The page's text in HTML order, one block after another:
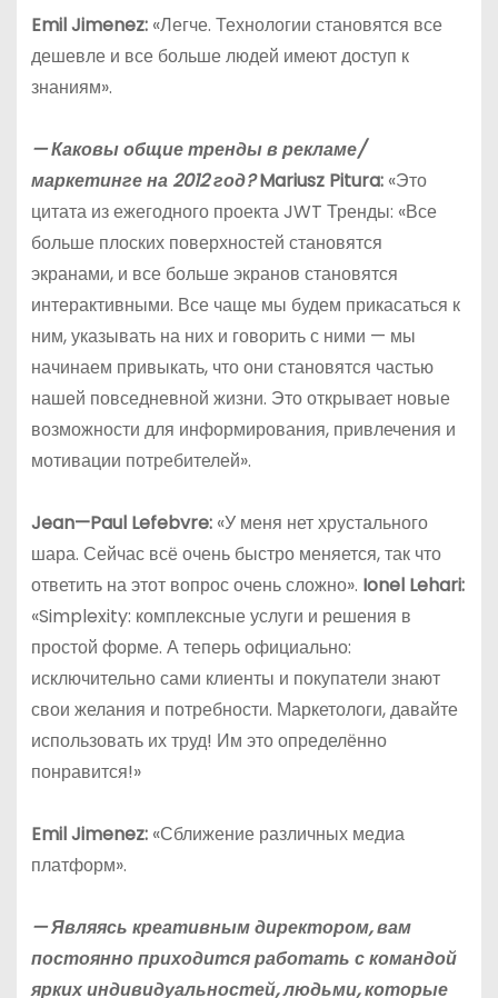
EmilJimenez:«Легче. Технологии становятся все
дешевле и все больше людей имеют доступ к
знаниям».
— Каковы общие тренды в рекламе/
маркетинге на 2012 год? Mariusz Pitura:«Это
цитата из ежегодного проекта JWT Тренды: «Все
больше плоских поверхностей становятся
экранами, и все больше экранов становятся
интерактивными. Все чаще мы будем прикасаться к
ним, указывать на них и говорить с ними — мы
начинаем привыкать, что они становятся частью
нашей повседневной жизни. Это открывает новые
возможности для информирования, привлечения и
мотивации потребителей».
Jean—Paul Lefebvre:«У меня нет хрустального
шара. Сейчас всё очень быстро меняется, так что
ответить на этот вопрос очень сложно». Ionel Lehari:
«Simplexity: комплексные услуги и решения в
простой форме. А теперь официально:
исключительно сами клиенты и покупатели знают
свои желания и потребности. Маркетологи, давайте
использовать их труд! Им это определённо
понравится!»
EmilJimenez:«Сближение различных медиа
платформ».
— Являясь креативным директором, вам
постоянно приходится работать с командой
ярких индивидуальностей, людьми, которые